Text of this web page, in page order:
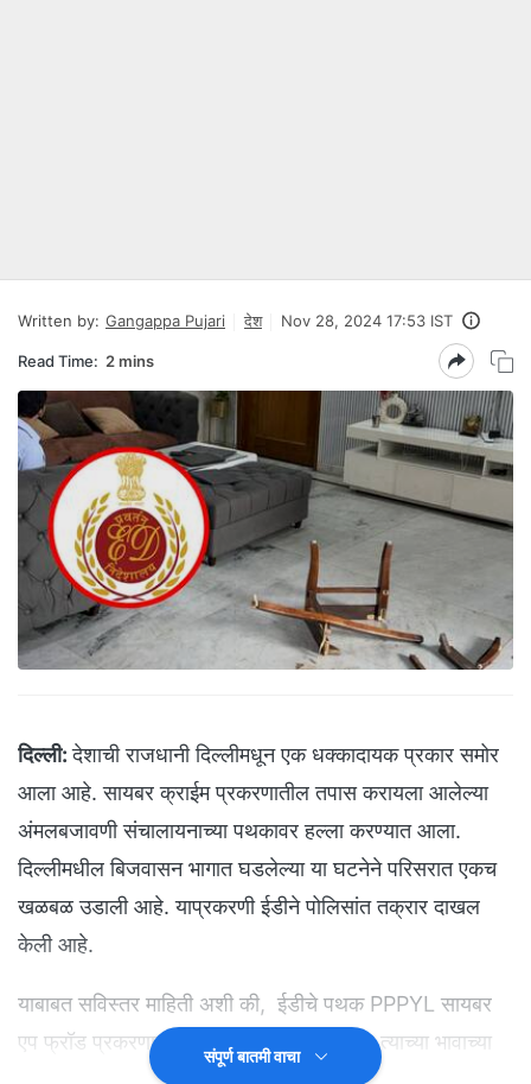
Written by: Gangappa Pujari देश Nov 28, 2024 17:53 IST
Read Time: 2 mins
दिल्ली:देशाची राजधानी दिल्लीमधून एक धक्कादायक प्रकार समोर
आला आहे. सायबर क्राईम प्रकरणातील तपास करायला आलेल्या
अंमलबजावणी संचालायनाच्या पथकावर हल्ला करण्यात आला.
दिल्लीमधील बिजवासन भागात घडलेल्या या घटनेने परिसरात एकच
खळबळ उडाली आहे. याप्रकरणी ईडीने पोलिसांत तक्रार दाखल
केली आहे.
याबाबत सविस्तर माहिती अशी की, ईडीचे पथक PPPYL सायबर
एप फ्रॉड प्रकरणातील आरोपी अशोक शर्मा आणि त्याच्या भावाच्या
संपूर्ण बातमी वाचा